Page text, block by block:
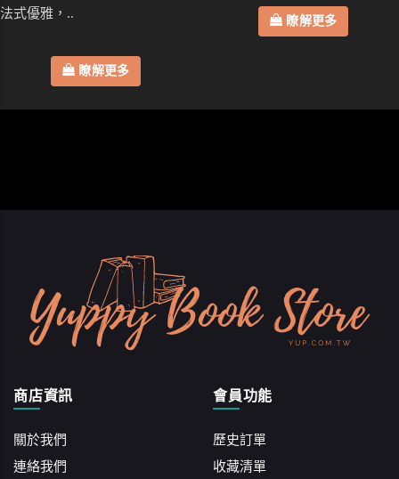
法式優雅，..
瞭解更多
瞭解更多
商店資訊
關於我們
連絡我們
會員功能
歷史訂單
收藏清單